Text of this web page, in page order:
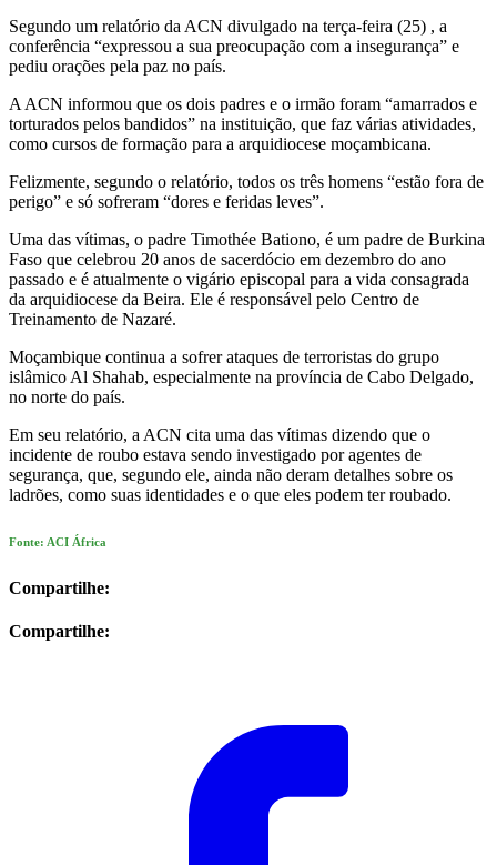
Segundo um relatório da ACN divulgado na terça-feira (25) , a
conferência “expressou a sua preocupação com a insegurança” e
pediu orações pela paz no país.
A ACN informou que os dois padres e o irmão foram “amarrados e
torturados pelos bandidos” na instituição, que faz várias atividades,
como cursos de formação para a arquidiocese moçambicana.
Felizmente, segundo o relatório, todos os três homens “estão fora de
perigo” e só sofreram “dores e feridas leves”.
Uma das vítimas, o padre Timothée Bationo, é um padre de Burkina
Faso que celebrou 20 anos de sacerdócio em dezembro do ano
passado e é atualmente o vigário episcopal para a vida consagrada
da arquidiocese da Beira. Ele é responsável pelo Centro de
Treinamento de Nazaré.
Moçambique continua a sofrer ataques de terroristas do grupo
islâmico Al Shahab, especialmente na província de Cabo Delgado,
no norte do país.
Em seu relatório, a ACN cita uma das vítimas dizendo que o
incidente de roubo estava sendo investigado por agentes de
segurança, que, segundo ele, ainda não deram detalhes sobre os
ladrões, como suas identidades e o que eles podem ter roubado.
Fonte: ACI África
Compartilhe:
Compartilhe: